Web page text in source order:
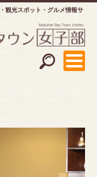
観光スポット・グルメ情報サ